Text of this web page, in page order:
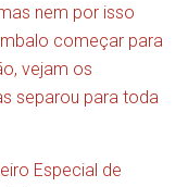
nem por isso
começar para
vejam os
separou para toda
Especial de